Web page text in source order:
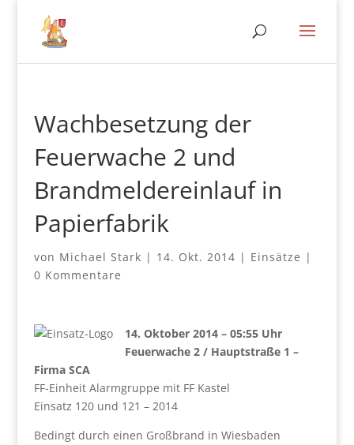
Wachbesetzung der
Feuerwache 2 und
Brandmeldereinlauf in
Papierfabrik
von Michael Stark | 14. Okt. 2014 | Einsätze |
0 Kommentare
14. Oktober 2014 – 05:55 Uhr
Feuerwache 2 / Hauptstraße 1 –
Firma SCA
FF-Einheit Alarmgruppe mit FF Kastel
Einsatz 120 und 121 – 2014
Bedingt durch einen Großbrand in Wiesbaden